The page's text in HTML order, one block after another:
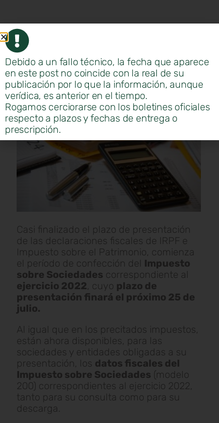
Casi finalizado el plazo de presentación
de las declaraciones fiscales de IRPF e
Impuesto sobre el Patrimonio, comienza
el período de confección del Impuesto
sobre Sociedades correspondiente al
ejercicio 2022, cuyo plazo de
presentación finará el próximo 25 de
julio.
Al igual que en los precitados impuestos,
están ahora disponibles, para las
sociedades y entidades obligadas a su
presentación, los datos fiscales del
Impuesto sobre Sociedades (modelo
200) correspondientes al ejercicio 2022,
tanto para su consulta como para su
descarga.
Debido a un fallo técnico, la fecha que aparece
en este post no coincide con la real de su
publicación por lo que la información, aunque
verídica, es anterior en el tiempo.
Rogamos cerciorarse con los boletines oficiales
respecto a plazos y fechas de entrega o
prescripción.